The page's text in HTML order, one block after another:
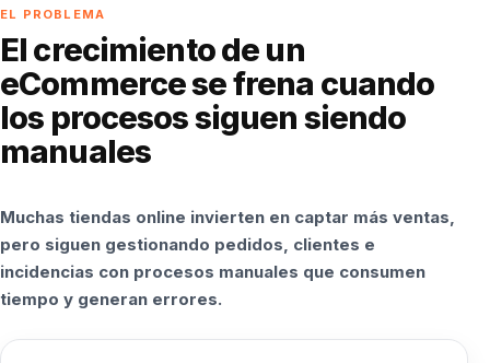
EL PROBLEMA
El crecimiento de un
eCommerce se frena cuando
los procesos siguen siendo
manuales
Muchas tiendas online invierten en captar más ventas,
pero siguen gestionando pedidos, clientes e
incidencias con procesos manuales que consumen
tiempo y generan errores.